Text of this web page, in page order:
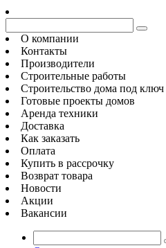
О компании
Контакты
Производители
Строительные работы
Строительство дома под ключ
Готовые проекты домов
Аренда техники
Доставка
Как заказать
Оплата
Купить в рассрочку
Возврат товара
Новости
Акции
Вакансии